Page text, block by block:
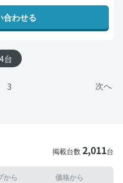
合わせる
台
次へ
3
掲載台数2,011台
から 価格から